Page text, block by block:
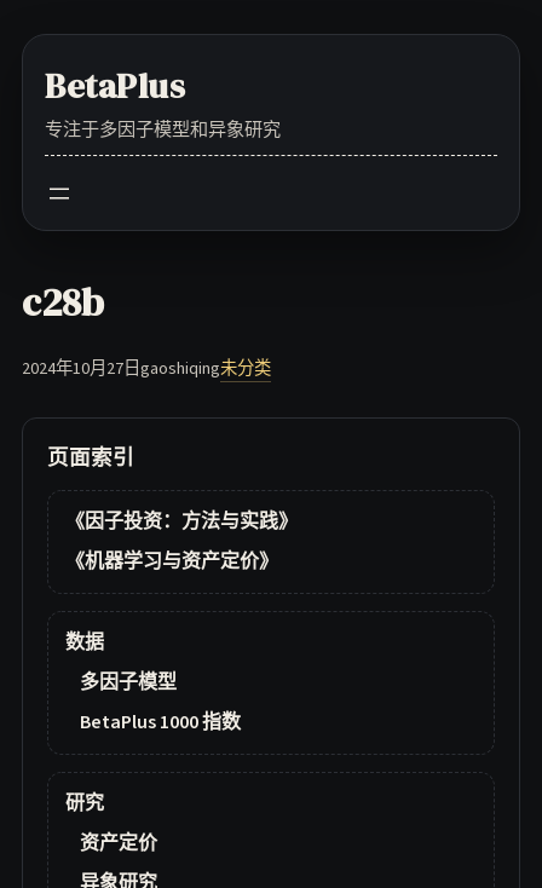
contentBetaPlus
专注于多因子模型和异象研究
c28b
2024年10月27日gaoshiqing未分类
页面索引
《因子投资：方法与实践》
《机器学习与资产定价》
数据
多因子模型
BetaPlus 1000 指数
研究
资产定价